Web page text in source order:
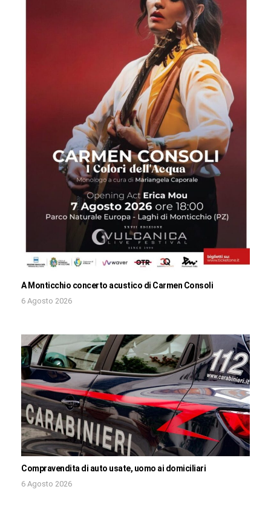
A Monticchio concerto acustico di Carmen Consoli
6 Agosto 2026
Compravendita di auto usate, uomo ai domiciliari
6 Agosto 2026